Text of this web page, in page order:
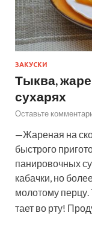
ЗАКУСКИ
Тыква,
сухарях
Оставьте
—Жареная на
быстрого
панировочных
кабачки, но
молотому перцу.
тает во рту!